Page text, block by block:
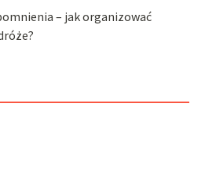
– jak organizować